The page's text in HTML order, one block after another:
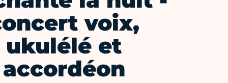
voix,
ukulélé et
accordéon